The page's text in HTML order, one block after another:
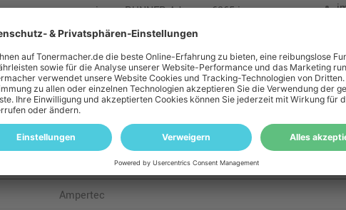
imageRUNNER Advance 6265 i
imageRUNNER Advance 6275
imageRUNNER Advance 6275 i
imageRUNNER Advance 6555 i
imageRUNNER Advance 6565 i
Ampertec